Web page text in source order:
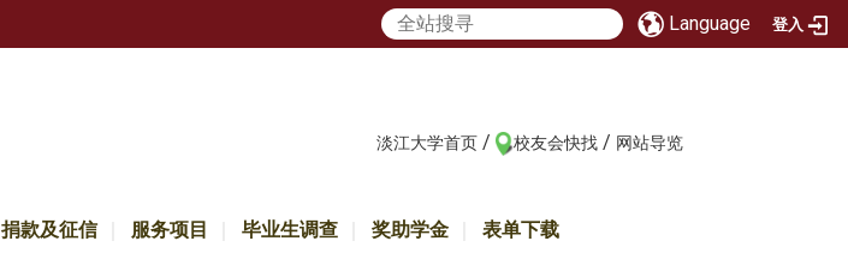
Language 登入
淡江大学首页 / 校友会快找 / 网站导览
捐款及征信 服务项目 毕业生调查 奖助学金 表单下载